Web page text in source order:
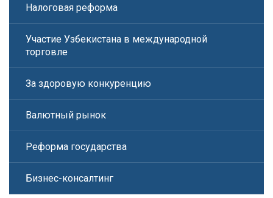
Налоговая реформа
Участие Узбекистана в международной
торговле
За здоровую конкуренцию
Валютный рынок
Реформа государства
Бизнес-консалтинг